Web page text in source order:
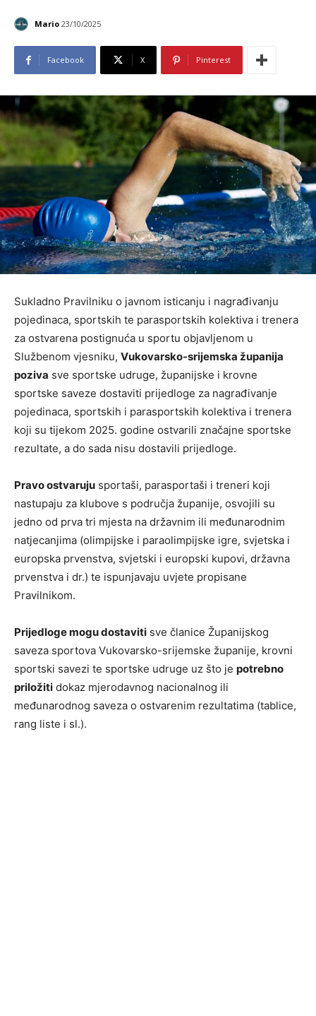
Mario 23/10/2025
Facebook X Pinterest
Sukladno Pravilniku o javnom isticanju i nagrađivanju
pojedinaca, sportskih te parasportskih kolektiva i trenera
za ostvarena postignuća u sportu objavljenom u
Službenom vjesniku, Vukovarsko-srijemska županija
poziva sve sportske udruge, županijske i krovne
sportske saveze dostaviti prijedloge za nagrađivanje
pojedinaca, sportskih i parasportskih kolektiva i trenera
koji su tijekom 2025. godine ostvarili značajne sportske
rezultate, a do sada nisu dostavili prijedloge.
Pravo ostvaruju sportaši, parasportaši i treneri koji
nastupaju za klubove s područja županije, osvojili su
jedno od prva tri mjesta na državnim ili međunarodnim
natjecanjima (olimpijske i paraolimpijske igre, svjetska i
europska prvenstva, svjetski i europski kupovi, državna
prvenstva i dr.) te ispunjavaju uvjete propisane
Pravilnikom.
Prijedloge mogu dostaviti sve članice Županijskog
saveza sportova Vukovarsko-srijemske županije, krovni
sportski savezi te sportske udruge uz što je potrebno
priložiti dokaz mjerodavnog nacionalnog ili
međunarodnog saveza o ostvarenim rezultatima (tablice,
rang liste i sl.).